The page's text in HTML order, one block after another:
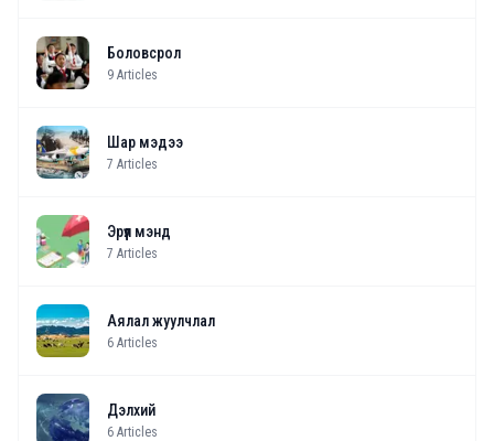
Боловсрол
9 Articles
Шар мэдээ
7 Articles
Эрүүл мэнд
7 Articles
Аялал жуулчлал
6 Articles
Дэлхий
6 Articles